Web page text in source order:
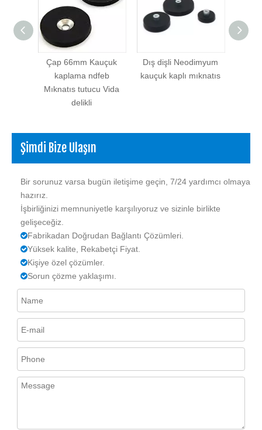
Çap 66mm Kauçuk
kaplama ndfeb
Mıknatıs tutucu Vida
delikli
Dış dişli Neodimyum
kauçuk kaplı mıknatıs
Şimdi Bize Ulaşın
Bir sorunuz varsa bugün iletişime geçin, 7/24 yardımcı olmaya
hazırız.
İşbirliğinizi memnuniyetle karşılıyoruz ve sizinle birlikte
gelişeceğiz.
Fabrikadan Doğrudan Bağlantı Çözümleri.
Yüksek kalite, Rekabetçi Fiyat.
Kişiye özel çözümler.
Sorun çözme yaklaşımı.